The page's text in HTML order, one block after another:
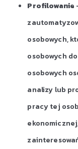
Profilowanie
osobowych,
osobowych
osobowych
analizy lub
pracy tej